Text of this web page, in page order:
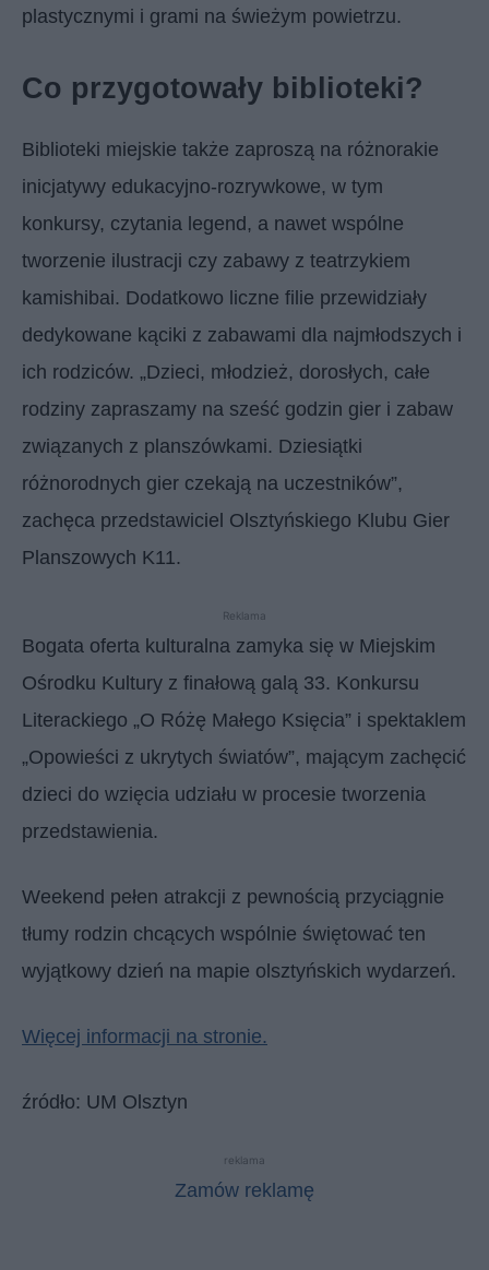
plastycznymi i grami na świeżym powietrzu.
Co przygotowały biblioteki?
Biblioteki miejskie także zaproszą na różnorakie
inicjatywy edukacyjno-rozrywkowe, w tym
konkursy, czytania legend, a nawet wspólne
tworzenie ilustracji czy zabawy z teatrzykiem
kamishibai. Dodatkowo liczne filie przewidziały
dedykowane kąciki z zabawami dla najmłodszych i
ich rodziców. „Dzieci, młodzież, dorosłych, całe
rodziny zapraszamy na sześć godzin gier i zabaw
związanych z planszówkami. Dziesiątki
różnorodnych gier czekają na uczestników”,
zachęca przedstawiciel Olsztyńskiego Klubu Gier
Planszowych K11.
Reklama
Bogata oferta kulturalna zamyka się w Miejskim
Ośrodku Kultury z finałową galą 33. Konkursu
Literackiego „O Różę Małego Księcia” i spektaklem
„Opowieści z ukrytych światów”, mającym zachęcić
dzieci do wzięcia udziału w procesie tworzenia
przedstawienia.
Weekend pełen atrakcji z pewnością przyciągnie
tłumy rodzin chcących wspólnie świętować ten
wyjątkowy dzień na mapie olsztyńskich wydarzeń.
Więcej informacji na stronie.
źródło: UM Olsztyn
reklama
Zamów reklamę